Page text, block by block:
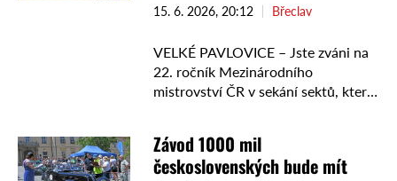
15. 6. 2026, 20:12 Břeclav
VELKÉ PAVLOVICE – Jste zváni na
22. ročník Mezinárodního
mistrovství ČR v sekání sektů, které
Velkých Pavlovicích. Jde …
Závod 1000 mil
československých bude mít